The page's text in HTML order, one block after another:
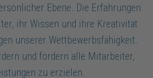
Ebene. Die Erfahrungen
ihr Wissen und ihre Kreativität
unserer Wettbewerbsfähigkeit.
und fördern alle Mitarbeiter,
zu erzielen.